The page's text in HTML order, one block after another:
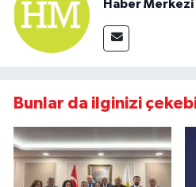
Haber Merkezi
Bunlar da ilginizi